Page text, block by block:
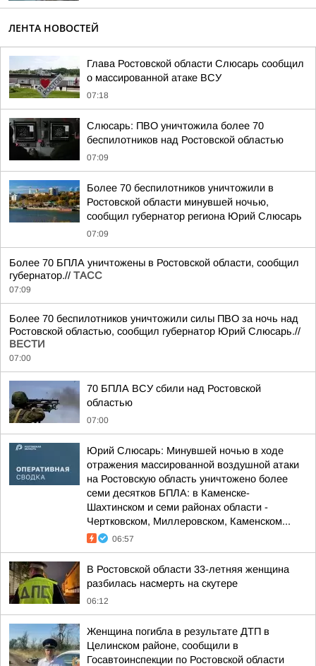
ЛЕНТА НОВОСТЕЙ
Глава Ростовской области Слюсарь сообщил
о массированной атаке ВСУ
07:18
Слюсарь: ПВО уничтожила более 70
беспилотников над Ростовской областью
07:09
Более 70 беспилотников уничтожили в
Ростовской области минувшей ночью,
сообщил губернатор региона Юрий Слюсарь
07:09
Более 70 БПЛА уничтожены в Ростовской области, сообщил
губернатор.// ТАСС
07:09
Более 70 беспилотников уничтожили силы ПВО за ночь над
Ростовской областью, сообщил губернатор Юрий Слюсарь.//
ВЕСТИ
07:00
70 БПЛА ВСУ сбили над Ростовской
областью
07:00
Юрий Слюсарь: Минувшей ночью в ходе
отражения массированной воздушной атаки
на Ростовскую область уничтожено более
семи десятков БПЛА: в Каменске-
Шахтинском и семи районах области -
Чертковском, Миллеровском, Каменском...
06:57
В Ростовской области 33-летняя женщина
разбилась насмерть на скутере
06:12
Женщина погибла в результате ДТП в
Целинском районе, сообщили в
Госавтоинспекции по Ростовской области